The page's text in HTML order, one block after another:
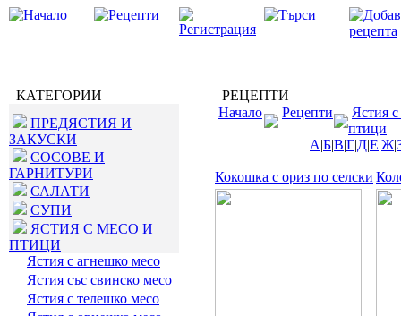
КАТЕГОРИИ
ПРЕДЯСТИЯ И
ЗАКУСКИ
СОСОВЕ И
ГАРНИТУРИ
САЛАТИ
СУПИ
ЯСТИЯ С МЕСО И
ПТИЦИ
Ястия с агнешко месо
Ястия със свинско месо
Ястия с телешко месо
РЕЦЕПТИ
Начало
Рецепти
Ястия
птици
А|Б|В|Г|Д|Е|Ж|
Кокошка с ориз по селски